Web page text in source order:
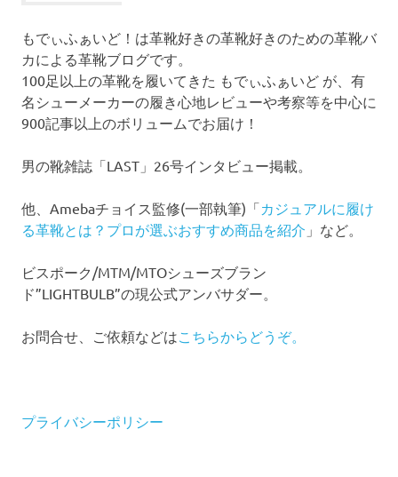
もでぃふぁいど！は革靴好きの革靴好きのための革靴バ
カによる革靴ブログです。
100足以上の革靴を履いてきた もでぃふぁいど が、有
名シューメーカーの履き心地レビューや考察等を中心に
900記事以上のボリュームでお届け！
男の靴雑誌「LAST」26号インタビュー掲載。
他、Amebaチョイス監修(一部執筆)「カジュアルに履け
る革靴とは？プロが選ぶおすすめ商品を紹介 」など。
ビスポーク/MTM/MTOシューズブラン
ド”LIGHTBULB”の現公式アンバサダー。
お問合せ、ご依頼などは こちらからどうぞ。
プライバシーポリシー